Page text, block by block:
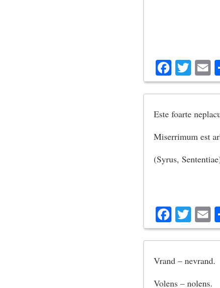
Este foarte
Miserrimum est
(Syrus,
Vrand – nevrand.
Volens – nolens.